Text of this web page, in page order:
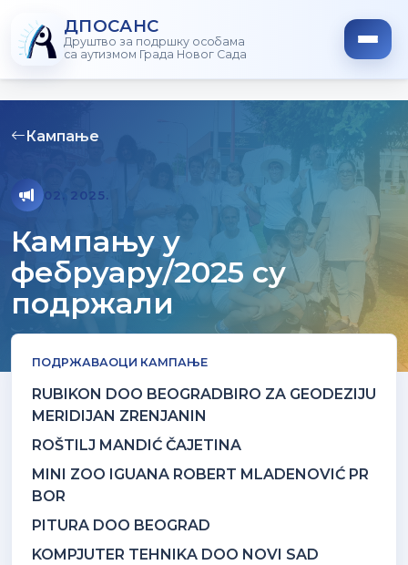
ДПОСАНС
Друштво за подршку особама
са аутизмом Града Новог Сада
Кампање
02. 2025.
Кампању у
фебруару/2025 су
подржали
ПОДРЖАВАОЦИ КАМПАЊЕ
RUBIKON DOO BEOGRADBIRO ZA GEODEZIJU
MERIDIJAN ZRENJANIN
ROŠTILJ MANDIĆ ČAJETINA
MINI ZOO IGUANA ROBERT MLADENOVIĆ PR
BOR
PITURA DOO BEOGRAD
KOMPJUTER TEHNIKA DOO NOVI SAD